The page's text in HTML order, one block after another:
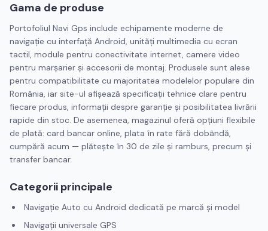
Gama de produse
Portofoliul Navi Gps include echipamente moderne de
navigație cu interfață Android, unități multimedia cu ecran
tactil, module pentru conectivitate internet, camere video
pentru marșarier și accesorii de montaj. Produsele sunt alese
pentru compatibilitate cu majoritatea modelelor populare din
România, iar site-ul afișează specificații tehnice clare pentru
fiecare produs, informații despre garanție și posibilitatea livrării
rapide din stoc. De asemenea, magazinul oferă opțiuni flexibile
de plată: card bancar online, plata în rate fără dobândă,
cumpără acum — plătește în 30 de zile și ramburs, precum și
transfer bancar.
Categorii principale
Navigație Auto cu Android dedicată pe marcă și model
Navigații universale GPS